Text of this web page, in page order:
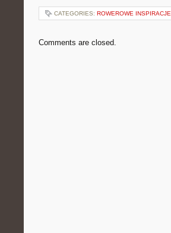
CATEGORIES: ROWEROWE INSPIRACJE
Comments are closed.